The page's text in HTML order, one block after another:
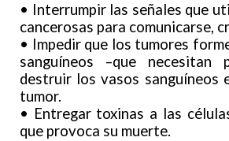
• Interrumpir las señales que
cancerosas para comunicarse,
• Impedir que los tumores
sanguíneos –que necesitan
destruir los vasos sanguíneos
tumor.
• Entregar toxinas a las
que provoca su muerte.